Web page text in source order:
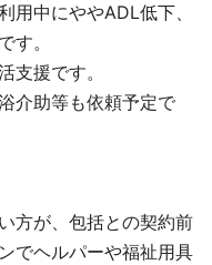
用中にややADL低下、
す。
支援です。
介助等も依頼予定で
方が、包括との契約前
でヘルパーや福祉用具